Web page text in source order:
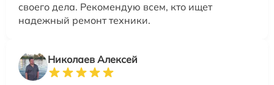
своего дела. Рекомендую всем, кто ищет
надежный ремонт техники.
Николаев Алексей